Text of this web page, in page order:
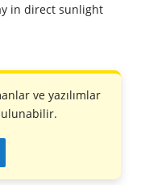
in direct sunlight
ve yazılımlar